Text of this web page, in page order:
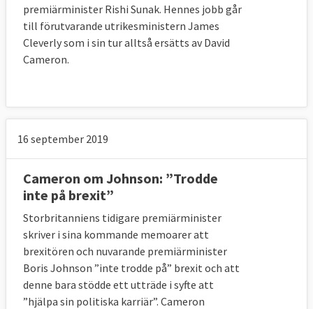
premiärminister Rishi Sunak. Hennes jobb går
till förutvarande utrikesministern James
Cleverly som i sin tur alltså ersätts av David
Cameron.
16 september 2019
Cameron om Johnson: ”Trodde
inte på brexit”
Storbritanniens tidigare premiärminister
skriver i sina kommande memoarer att
brexitören och nuvarande premiärminister
Boris Johnson ”inte trodde på” brexit och att
denne bara stödde ett utträde i syfte att
”hjälpa sin politiska karriär”. Cameron